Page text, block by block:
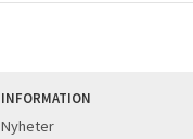
INFORMATION
Nyheter